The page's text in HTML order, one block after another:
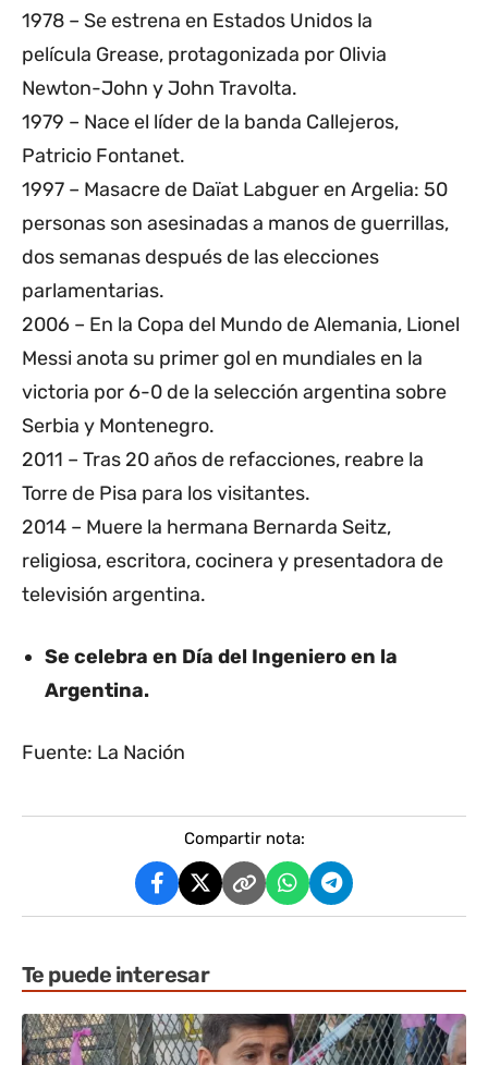
1978 – Se estrena en Estados Unidos la
película Grease, protagonizada por Olivia
Newton-John y John Travolta.
1979 – Nace el líder de la banda Callejeros,
Patricio Fontanet.
1997 – Masacre de Daïat Labguer en Argelia: 50
personas son asesinadas a manos de guerrillas,
dos semanas después de las elecciones
parlamentarias.
2006 – En la Copa del Mundo de Alemania, Lionel
Messi anota su primer gol en mundiales en la
victoria por 6-0 de la selección argentina sobre
Serbia y Montenegro.
2011 – Tras 20 años de refacciones, reabre la
Torre de Pisa para los visitantes.
2014 – Muere la hermana Bernarda Seitz,
religiosa, escritora, cocinera y presentadora de
televisión argentina.
Se celebra en Día del Ingeniero en la
Argentina.
Fuente: La Nación
Compartir nota:
Te puede interesar